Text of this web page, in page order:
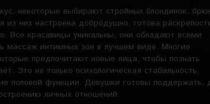
некоторые выбирают стройных блондинок,
них настроена добродушно, готова
Все красавицы уникальны, они обладают всеми
массаж интимных зон в лучшем виде. Многие
предпочитают новые лица, чтобы познать
Это не только психологическая стабильность,
половой функции. Девушки готовы поддержать,
личных отношений.